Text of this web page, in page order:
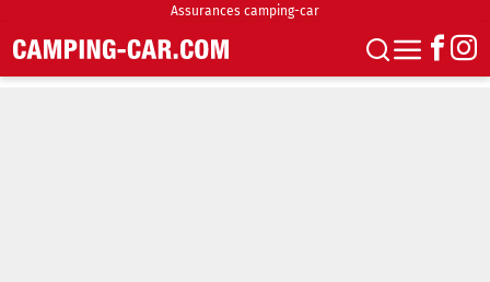
Assurances camping-car